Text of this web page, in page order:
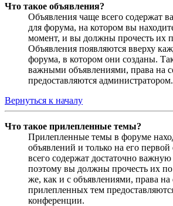
Что такое объявления?
Объявления чаще всего содержат
для форума, на котором вы
момент, и вы должны прочесть их
Объявления появляются вверху
форума, в котором они созданы.
важными объявлениями, права на
предоставляются администратором.
Вернуться к началу
Что такое прилепленные темы?
Прилепленные темы в форуме
объявлений и только на его
всего содержат достаточно
поэтому вы должны прочесть их
же, как и с объявлениями, права на
прилепленных тем
конференции.